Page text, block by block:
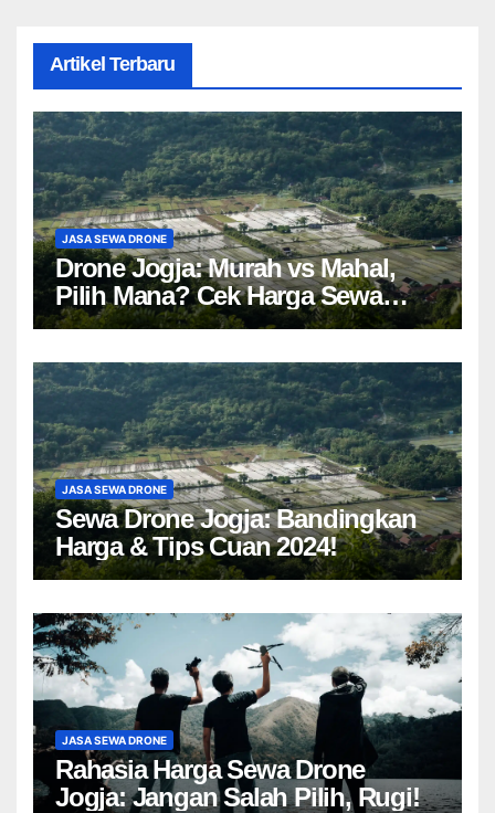
Artikel Terbaru
JASA SEWA DRONE
Drone Jogja: Murah vs Mahal,
Pilih Mana? Cek Harga Sewa
Drone Yogyakarta!
JASA SEWA DRONE
Sewa Drone Jogja: Bandingkan
Harga & Tips Cuan 2024!
JASA SEWA DRONE
Rahasia Harga Sewa Drone
Jogja: Jangan Salah Pilih, Rugi!